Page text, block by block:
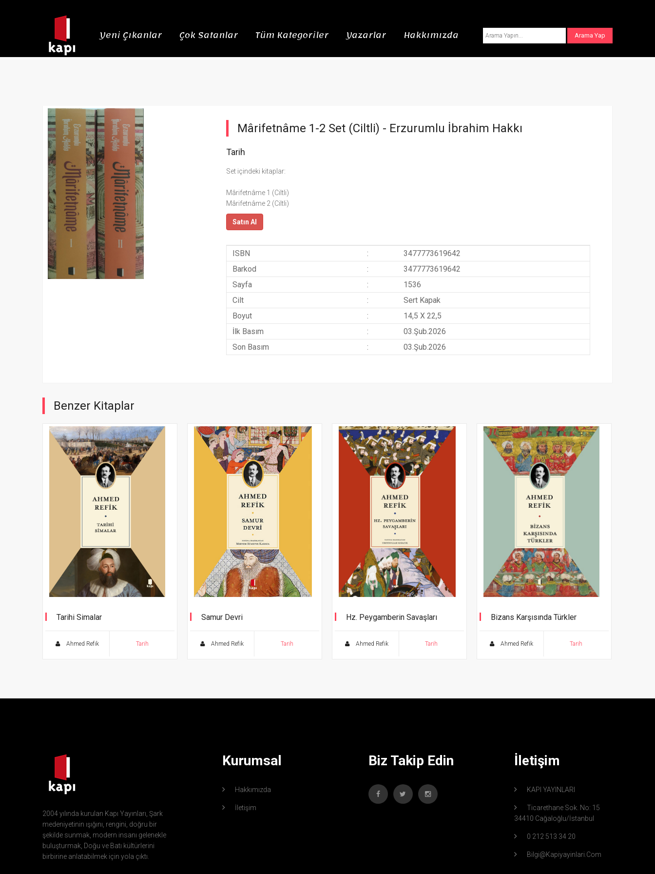
Yeni Çıkanlar Çok Satanlar Tüm Kategoriler Yazarlar Hakkımızda
Mârifetnâme 1-2 Set (Ciltli) - Erzurumlu İbrahim Hakkı
Tarih
Set içindeki kitaplar:
Mârifetnâme 1 (Ciltli)
Mârifetnâme 2 (Ciltli)
Satın Al
ISBN :
3477773619642
Barkod
:
3477773619642
Sayfa
:
1536
Cilt
:
Sert Kapak
Boyut
:
14,5 X 22,5
İlk Basım
:
03.Şub.2026
Son Basım
: 03.Şub.2026
Benzer Kitaplar
Tarihi Simalar
Ahmed Refik Tarih
Samur Devri
Ahmed Refik Tarih
Hz. Peygamberin Savaşları
Ahmed Refik Tarih
Bizans Karşısında Türkler
Ahmed Refik Tarih
2004 yılında kurulan Kapı Yayınları, Şark
medeniyetinin ışığını, rengini, doğru bir
şekilde sunmak, modern insanı gelenekle
buluşturmak, Doğu ve Batı kültürlerini
birbirine anlatabilmek için yola çıktı.
Kurumsal
Hakkımızda
İletişim
Biz Takip Edin İletişim
KAPI YAYINLARI
Ticarethane Sok. No: 15
34410 Cağaloğlu/İstanbul
0 212 513 34 20
Bilgi@kapiyayinlari.com